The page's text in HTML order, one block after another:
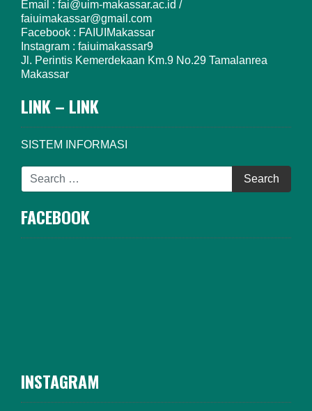
Email : fai@uim-makassar.ac.id /
faiuimakassar@gmail.com
Facebook : FAIUIMakassar
Instagram : faiuimakassar9
Jl. Perintis Kemerdekaan Km.9 No.29 Tamalanrea
Makassar
LINK – LINK
SISTEM INFORMASI
FACEBOOK
INSTAGRAM